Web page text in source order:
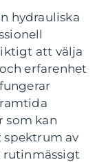
hydrauliska
att välja
erfarenhet
som kan
av
rutinmässigt